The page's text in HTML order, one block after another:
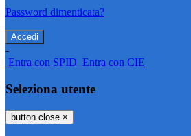
Password dimenticata?
-
Entra con SPID Entra con CIE
Seleziona utente
button close ×